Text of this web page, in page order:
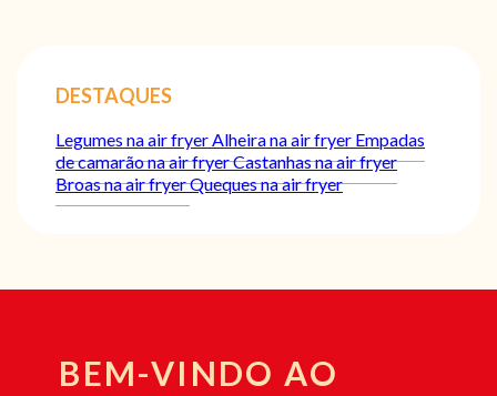
DESTAQUES
Legumes na air fryerAlheira na air fryer Empadas
de camarão na air fryerCastanhas na air fryer
Broas na air fryerQueques na air fryer
BEM-VINDO AO